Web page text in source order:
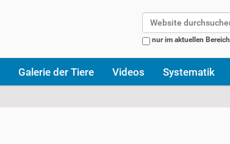
nur im aktuellen Bereich
Galerie der Tiere Videos Systematik